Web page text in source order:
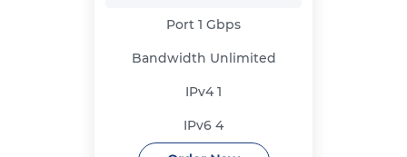
Port 1 Gbps
Bandwidth Unlimited
IPv41
IPv6 4